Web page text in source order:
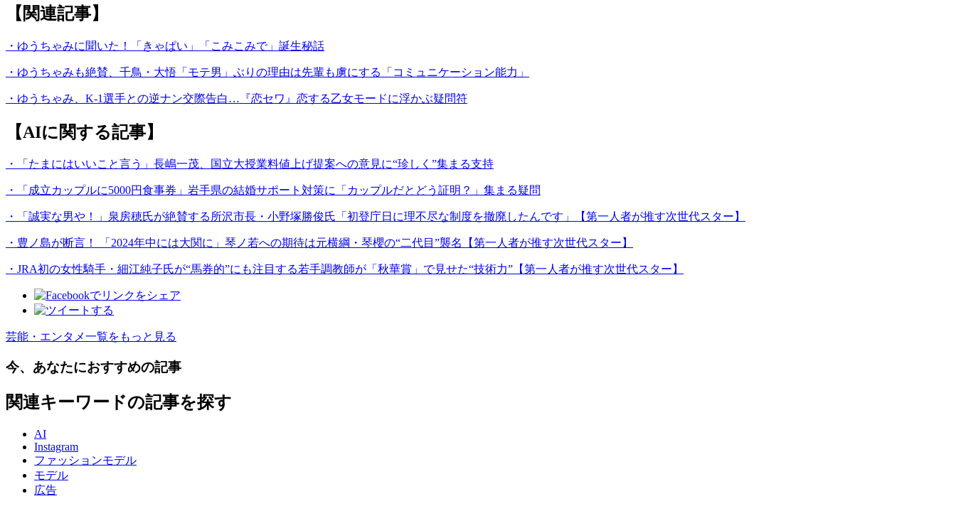
【関連記事】
・ゆうちゃみに聞いた！「きゃぱい」「こみこみで」誕生秘話
・ゆうちゃみも絶賛、千鳥・大悟「モテ男」ぶりの理由は先輩も虜にする「コミュニケーション能力」
・ゆうちゃみ、K-1選手との逆ナン交際告白…『恋セワ』恋する乙女モードに浮かぶ疑問符
【AIに関する記事】
・「たまにはいいこと言う」長嶋一茂、国立大授業料値上げ提案への意見に“珍しく”集まる支持
・「成立カップルに5000円食事券」岩手県の結婚サポート対策に「カップルだとどう証明？」集まる疑問
・「誠実な男や！」泉房穂氏が絶賛する所沢市長・小野塚勝俊氏「初登庁日に理不尽な制度を撤廃したんです」【第一人者が推す次世代スター】
・豊ノ島が断言！ 「2024年中には大関に」琴ノ若への期待は元横綱・琴櫻の“二代目”襲名【第一人者が推す次世代スター】
・JRA初の女性騎手・細江純子氏が“馬券的”にも注目する若手調教師が「秋華賞」で見せた“技術力”【第一人者が推す次世代スター】
芸能・エンタメ一覧をもっと見る
今、あなたにおすすめの記事
関連キーワードの記事を探す
AI
Instagram
ファッションモデル
モデル
広告